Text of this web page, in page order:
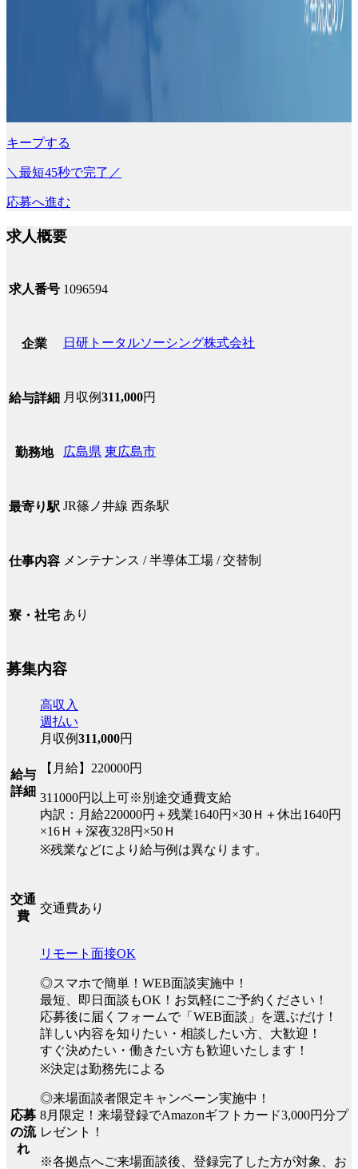
キープする
＼最短45秒で完了／
応募へ進む
求人概要
求人番号 1096594
企業 日研トータルソーシング株式会社
給与詳細 月収例311,000円
勤務地 広島県 東広島市
最寄り駅 JR篠ノ井線 西条駅
仕事内容 メンテナンス / 半導体工場 / 交替制
寮・社宅 あり
募集内容
給与
詳細
高収入
週払い
月収例311,000円
【月給】220000円
311000円以上可※別途交通費支給
内訳：月給220000円＋残業1640円×30Ｈ＋休出1640円
×16Ｈ＋深夜328円×50Ｈ
※残業などにより給与例は異なります。
交通
費
交通費あり
応募
の流
れ
リモート面接OK
◎スマホで簡単！WEB面談実施中！
最短、即日面談もOK！お気軽にご予約ください！
応募後に届くフォームで「WEB面談」を選ぶだけ！
詳しい内容を知りたい・相談したい方、大歓迎！
すぐ決めたい・働きたい方も歓迎いたします！
※決定は勤務先による
◎来場面談者限定キャンペーン実施中！
8月限定！来場登録でAmazonギフトカード3,000円分プ
レゼント！
※各拠点へご来場面談後、登録完了した方が対象、お